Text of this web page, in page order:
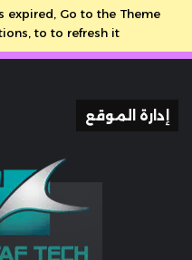
expired, Go to the Theme
to to refresh it.
إدارة الموقع